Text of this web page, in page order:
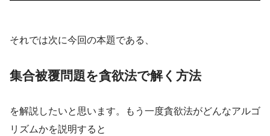
それでは次に今回の本題である、
集合被覆問題を貪欲法で解く方法
を解説したいと思います。もう一度貪欲法がどんなアルゴ
リズムかを説明すると